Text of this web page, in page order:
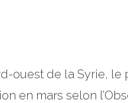
ouest de la Syrie, le
en mars selon